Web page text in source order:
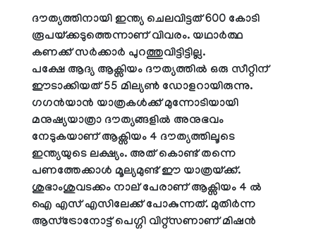
ദൗത്യത്തിനായി ഇന്ത്യ ചെലവിട്ടത് 600 കോടി
രൂപയ്ക്കടുത്തെന്നാണ് വിവരം. യഥാർത്ഥ
കണക്ക് സർക്കാർ പുറത്തുവിട്ടിട്ടില്ല.
പക്ഷേ ആദ്യ ആക്സിയം ദൗത്യത്തിൽ ഒരു സീറ്റിന്
ഈടാക്കിയത് 55 മില്യൺ ഡോളറായിരുന്നു.
ഗഗൻയാൻ യാത്രകൾക്ക് മുന്നോടിയായി
മനുഷ്യയാത്രാ ദൗത്യങ്ങളിൽ അനുഭവം
നേടുകയാണ് ആക്സിയം 4 ദൗത്യത്തിലൂടെ
ഇന്ത്യയുടെ ലക്ഷ്യം. അത് കൊണ്ട് തന്നെ
പണത്തേക്കാൾ മൂല്യമുണ്ട് ഈ യാത്രയ്ക്ക്.
ശുഭാംശുവടക്കം നാല് പേരാണ് ആക്സിയം 4 ൽ
ഐ എസ് എസിലേക്ക് പോകുന്നത്. മുതിർന്ന
ആസ്ട്രോനോട്ട് പെഗ്ഗി വിറ്റ്സണാണ് മിഷൻ